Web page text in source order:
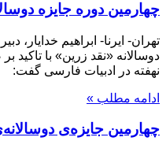
چهارمین دوره جایزه
تهران- ایرنا- ابراهیم خدایار،
دوسالانه «نقد زرین» با
نهفته در ادبیات فارسی گفت:
ادامه مطلب »
چهارمین جایزه‌ی